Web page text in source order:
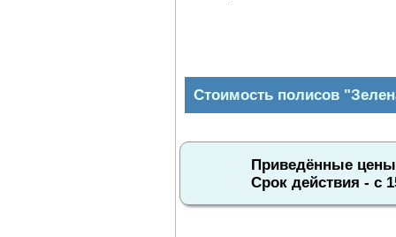
Стоимость полисов
Приведённые цены
Срок действия - с